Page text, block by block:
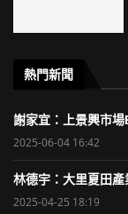
熱門新聞
謝家宜：上景興市場
2025-06-04 16:42
林德宇：大里夏田
2025-04-25 18:19